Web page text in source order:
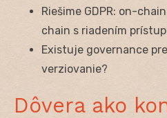
Riešime GDPR: on-
chain s riadením
Existuje governance
verziovanie?
Dôvera ako